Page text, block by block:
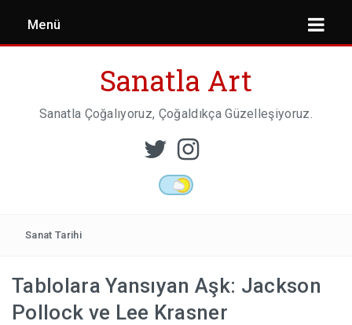
Menü
MIMARI
Sanatla Art
Sanatla Çoğalıyoruz, Çoğaldıkça Güzelleşiyoruz.
Sanat Tarihi
Tablolara Yansıyan Aşk: Jackson
Pollock ve Lee Krasner